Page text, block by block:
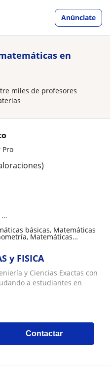
Anúnciate
en
miles de profesores
Pro
básicas, Matemáticas
Matemáticas
y FISICA
y Ciencias Exactas con
a estudiantes en
Contactar